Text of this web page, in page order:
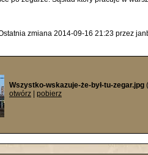
zmiana 2014-09-16 21:23 przez
Wszystko-wskazuje-że-był-tu-zegar.jpg
otwórz
pobierz